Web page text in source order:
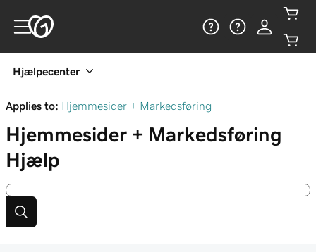
Hjælpecenter
Applies to: Hjemmesider + Markedsføring
Hjemmesider + Markedsføring
Hjælp